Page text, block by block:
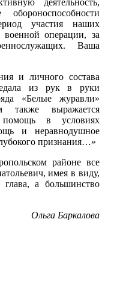
деятельность,
участия наших
операции, за
Ваша
и личного состава
из рук в руки
«Белые журавли»
выражается
помощь в условиях
и неравнодушное
признания…»
районе все
имея в виду,
а большинство
Ольга Баркалова